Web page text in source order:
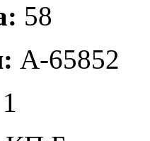
58
А-65852
1